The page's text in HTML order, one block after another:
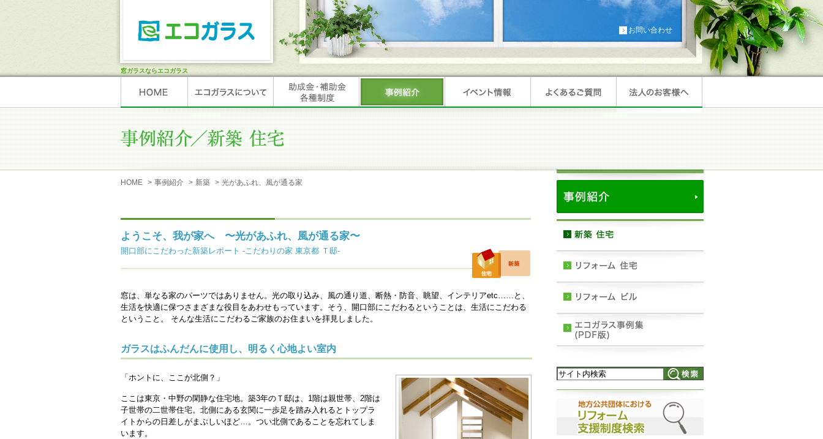
窓ガラスならエコガラス
お問い合わせ
HOME > 事例紹介 > 新築 > 光があふれ、風が通る家
ようこそ、我が家へ 〜光があふれ、風が通る家〜
開口部にこだわった新築レポート -こだわりの家 東京都 Ｔ邸-
窓は、単なる家のパーツではありません。光の取り込み、風の通り道、断熱・防音、眺望、インテリアetc……と、
生活を快適に保つさまざまな役目をあわせもっています。そう、開口部にこだわるということは、生活にこだわる
ということ。 そんな生活にこだわるご家族のお住まいを拝見しました。
ガラスはふんだんに使用し、明るく心地よい室内
「ホントに、ここが北側？」
ここは東京・中野の閑静な住宅地。築3年のＴ邸は、1階は親世帯、2階は
子世帯の二世帯住宅。北側にある玄関に一歩足を踏み入れるとトップラ
イトからの日差しがまぶしいほど…。つい北側であることを忘れてしま
います。